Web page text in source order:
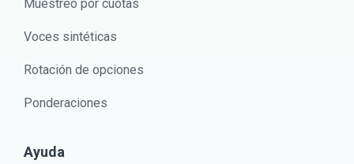
Muestreo por cuotas
Voces sintéticas
Rotación de opciones
Ponderaciones
Ayuda